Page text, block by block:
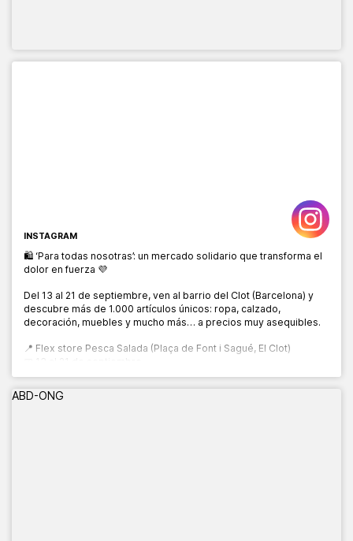
INSTAGRAM
🛍️ ‘Para todas nosotras’: un mercado solidario que transforma el
dolor en fuerza 💜
Del 13 al 21 de septiembre, ven al barrio del Clot (Barcelona) y
descubre más de 1.000 artículos únicos: ropa, calzado,
decoración, muebles y mucho más… a precios muy asequibles.
📍 Flex store Pesca Salada (Plaça de Font i Sagué, El Clot)
🕙 10:00 a 20:00 h
ABD-ONG